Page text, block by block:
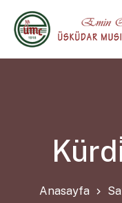
Anasayfa